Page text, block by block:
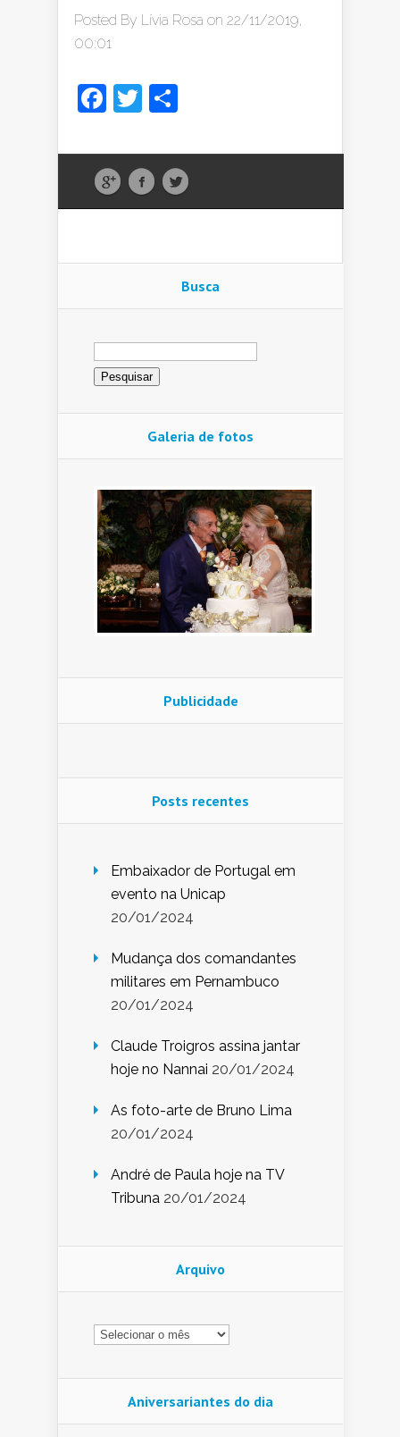
Posted By Lívia Rosa on 22/11/2019,
00:01
Facebook
Twitter
Busca
Pesquisar
por:
Galeria de fotos
Publicidade
Posts recentes
Embaixador de Portugal em
evento na Unicap
20/01/2024
Mudança dos comandantes
militares em Pernambuco
20/01/2024
Claude Troigros assina jantar
hoje no Nannai 20/01/2024
As foto-arte de Bruno Lima
20/01/2024
André de Paula hoje na TV
Tribuna 20/01/2024
Arquivo
Arquivo
Aniversariantes do dia